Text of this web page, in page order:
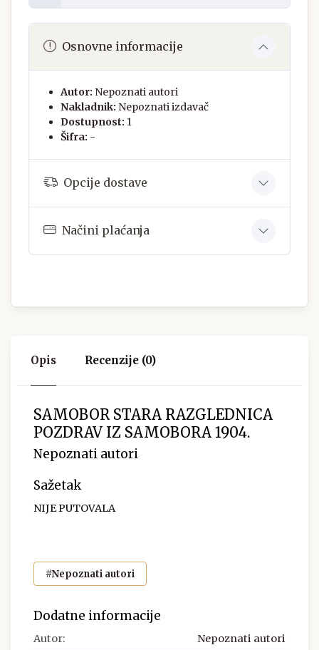
Osnovne informacije
Autor: Nepoznati autori
Nakladnik: Nepoznati izdavač
Dostupnost: 1
Šifra: -
Opcije dostave
Načini plaćanja
Opis Recenzije (0)
SAMOBOR STARA RAZGLEDNICA
POZDRAV IZ SAMOBORA 1904.
Nepoznati autori
Sažetak
NIJE PUTOVALA
#Nepoznati autori
Dodatne informacije
Autor: Nepoznati autori